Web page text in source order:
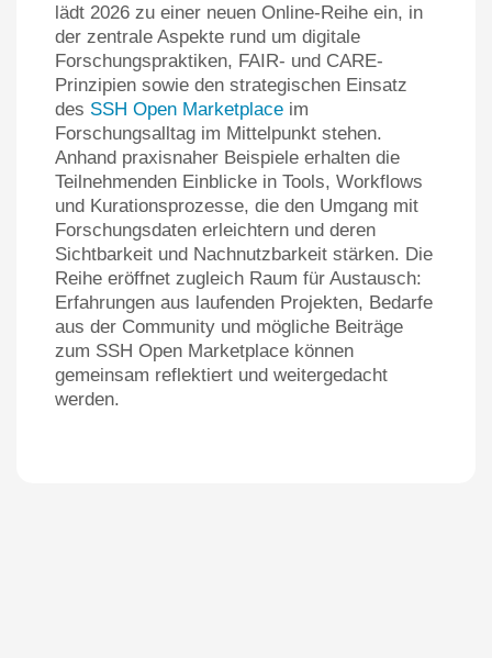
lädt 2026 zu einer neuen Online-Reihe ein, in
der zentrale Aspekte rund um digitale
Forschungspraktiken, FAIR- und CARE-
Prinzipien sowie den strategischen Einsatz
des SSH Open Marketplace im
Forschungsalltag im Mittelpunkt stehen.
Anhand praxisnaher Beispiele erhalten die
Teilnehmenden Einblicke in Tools, Workflows
und Kurationsprozesse, die den Umgang mit
Forschungsdaten erleichtern und deren
Sichtbarkeit und Nachnutzbarkeit stärken. Die
Reihe eröffnet zugleich Raum für Austausch:
Erfahrungen aus laufenden Projekten, Bedarfe
aus der Community und mögliche Beiträge
zum SSH Open Marketplace können
gemeinsam reflektiert und weitergedacht
werden.